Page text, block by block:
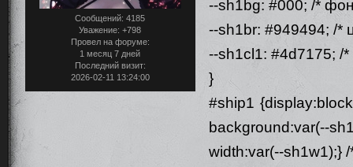
Сообщений: 4185
Уважение: +798
Провел на форуме:
1 месяц 7 дней
Последний визит:
2026-02-11 13:24:00
--sh1bg: #000; /*
--sh1br: #949494; /*
--sh1cl1: #4d7175; /*
}
#ship1
background:var(--
width:var(--sh1w1);}